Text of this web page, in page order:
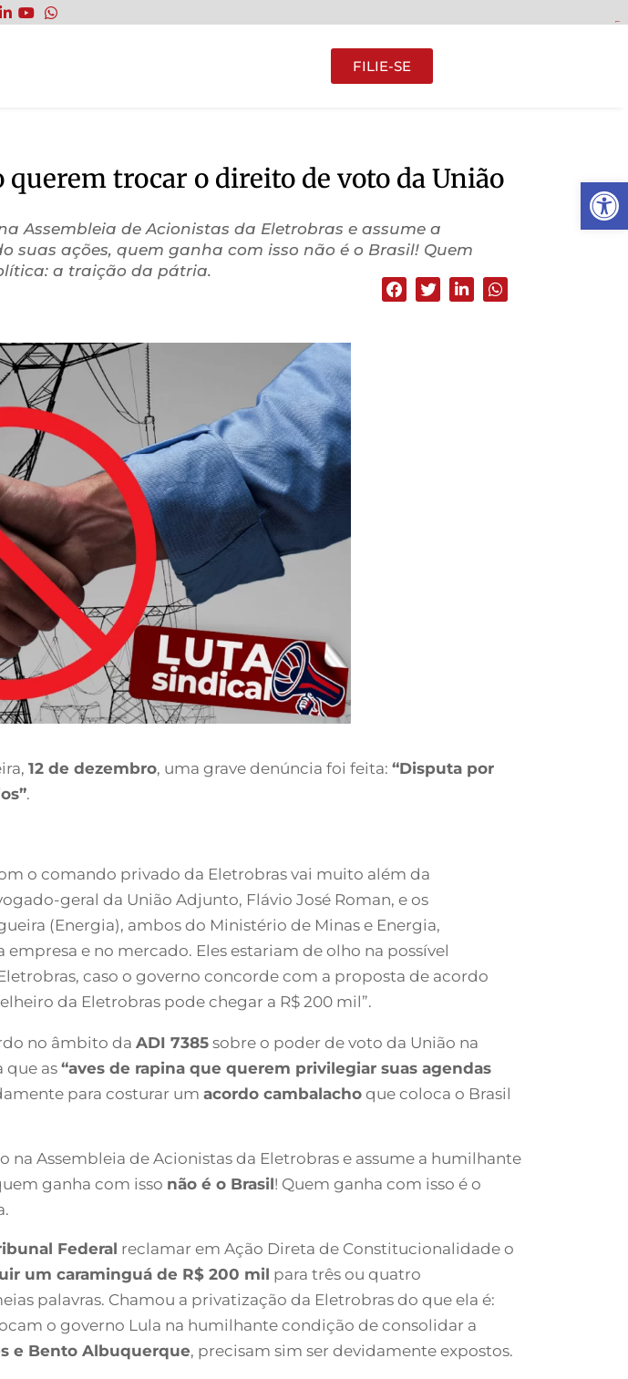
Abrir
FILIE-SE
trocar o direito de voto da União
Assembleia de Acionistas da Eletrobras e assume a
suas ações, quem ganha com isso não é o Brasil! Quem
a traição da pátria.
12 de dezembro, uma grave denúncia foi feita: “Disputa por
.
o comando privado da Eletrobras vai muito além da
geral da União Adjunto, Flávio José Roman, e os
(Energia), ambos do Ministério de Minas e Energia,
e no mercado. Eles estariam de olho na possível
caso o governo concorde com a proposta de acordo
da Eletrobras pode chegar a R$ 200 mil”.
no âmbito da ADI 7385 sobre o poder de voto da União na
que as “aves de rapina que querem privilegiar suas agendas
para costurar um acordo cambalacho que coloca o Brasil
na Assembleia de Acionistas da Eletrobras e assume a humilhante
ganha com isso não é o Brasil! Quem ganha com isso é o
Federal reclamar em Ação Direta de Constitucionalidade o
um caraminguá de R$ 200 mil para três ou quatro
palavras. Chamou a privatização da Eletrobras do que ela é:
o governo Lula na humilhante condição de consolidar a
e Bento Albuquerque, precisam sim ser devidamente expostos.